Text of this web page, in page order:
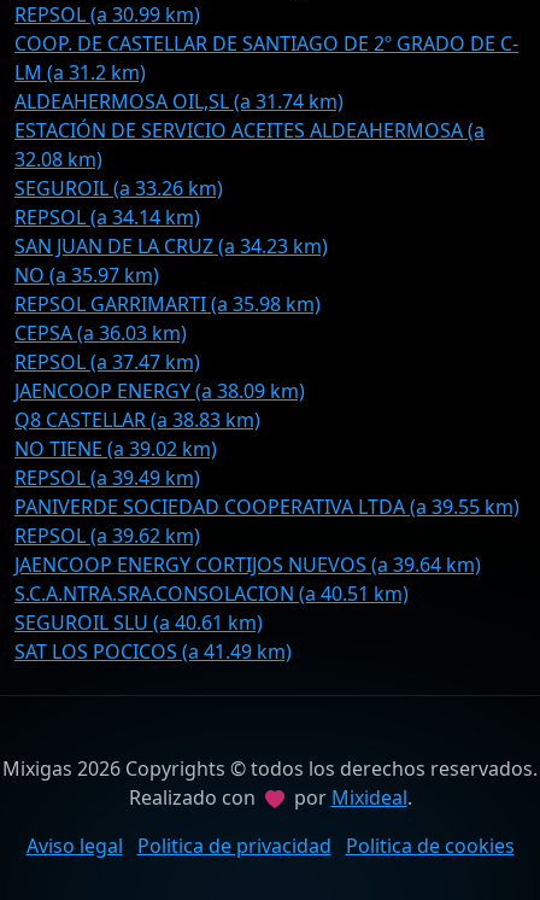
REPSOL (a 30.99 km)
COOP. DE CASTELLAR DE SANTIAGO DE 2º GRADO DE C-
LM (a 31.2 km)
ALDEAHERMOSA OIL,SL (a 31.74 km)
ESTACIÓN DE SERVICIO ACEITES ALDEAHERMOSA (a
32.08 km)
SEGUROIL (a 33.26 km)
REPSOL (a 34.14 km)
SAN JUAN DE LA CRUZ (a 34.23 km)
NO (a 35.97 km)
REPSOL GARRIMARTI (a 35.98 km)
CEPSA (a 36.03 km)
REPSOL (a 37.47 km)
JAENCOOP ENERGY (a 38.09 km)
Q8 CASTELLAR (a 38.83 km)
NO TIENE (a 39.02 km)
REPSOL (a 39.49 km)
PANIVERDE SOCIEDAD COOPERATIVA LTDA (a 39.55 km)
REPSOL (a 39.62 km)
JAENCOOP ENERGY CORTIJOS NUEVOS (a 39.64 km)
S.C.A.NTRA.SRA.CONSOLACION (a 40.51 km)
SEGUROIL SLU (a 40.61 km)
SAT LOS POCICOS (a 41.49 km)
Mixigas 2026 Copyrights © todos los derechos reservados.
Realizado con
por Mixideal.
Aviso legal
Politica de privacidad Politica de cookies